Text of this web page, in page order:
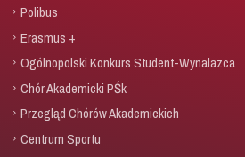
Polibus
Erasmus +
Ogólnopolski Konkurs Student-Wynalazca
Chór Akademicki PŚk
Przegląd Chórów Akademickich
Centrum Sportu